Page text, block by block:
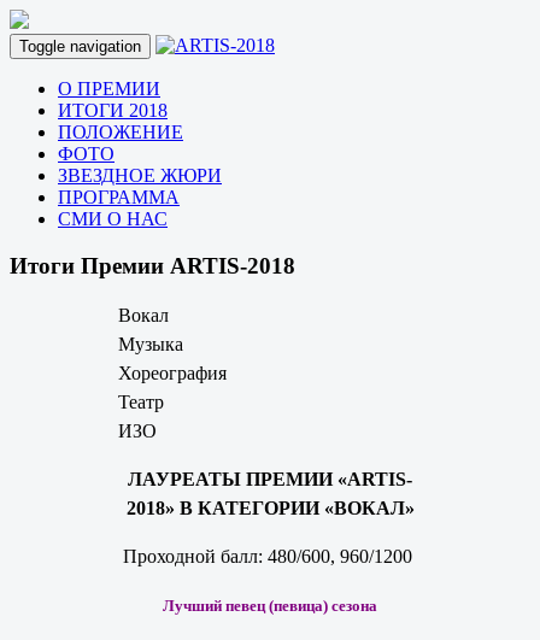
Toggle navigation
О ПРЕМИИ
ИТОГИ 2018
ПОЛОЖЕНИЕ
ФОТО
ЗВЕЗДНОЕ ЖЮРИ
ПРОГРАММА
СМИ О НАС
Итоги Премии ARTIS-2018
Вокал
Музыка
Хореография
Театр
ИЗО
ЛАУРЕАТЫ ПРЕМИИ «ARTIS-
2018» В КАТЕГОРИИ «ВОКАЛ»
Проходной балл: 480/600, 960/1200
Лучший певец (певица) сезона